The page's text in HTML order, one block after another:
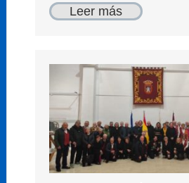
Leer más